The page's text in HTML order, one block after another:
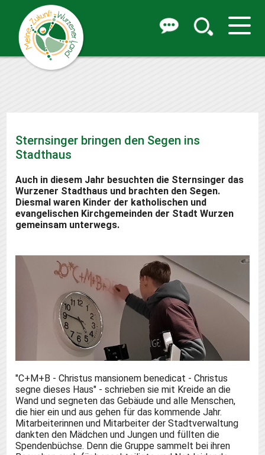
Sternsinger bringen den Segen ins
Stadthaus
Auch in diesem Jahr besuchten die Sternsinger das
Wurzener Stadthaus und brachten den Segen.
Diesmal waren Kinder der katholischen und
evangelischen Kirchgemeinden der Stadt Wurzen
gemeinsam unterwegs.
"C+M+B - Christus mansionem benedicat - Christus
segne dieses Haus" - schrieben sie mit Kreide an die
Wand und segneten das Gebäude und alle Menschen,
die hier ein und aus gehen für das kommende Jahr.
Mitarbeiterinnen und Mitarbeiter der Stadtverwaltung
dankten den Mädchen und Jungen und füllten die
Spendenbüchse. Denn die Gruppe sammelt bei ihren